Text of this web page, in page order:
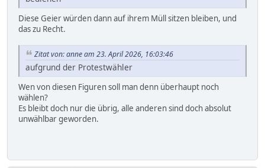
Diese Geier würden dann auf ihrem Müll sitzen bleiben, und
das zu Recht.
Zitat von: anne am 23. April 2026, 16:03:46
aufgrund der Protestwähler
Wen von diesen Figuren soll man denn überhaupt noch
wählen?
Es bleibt doch nur die übrig, alle anderen sind doch absolut
unwählbar geworden.